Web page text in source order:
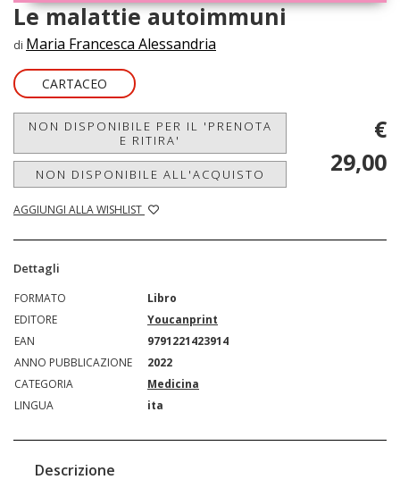
Le malattie autoimmuni
di Maria Francesca Alessandria
CARTACEO
NON DISPONIBILE PER IL 'PRENOTA
E RITIRA'
NON DISPONIBILE ALL'ACQUISTO
AGGIUNGI ALLA WISHLIST
€
29,00
Dettagli
FORMATO
Libro
EDITORE
Youcanprint
EAN
9791221423914
ANNO PUBBLICAZIONE
2022
CATEGORIA
Medicina
LINGUA
ita
Descrizione